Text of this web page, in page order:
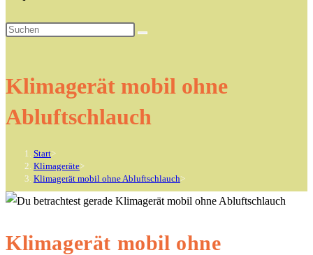
umschalten
Diese
Klimagerät mobil ohne
Abluftschlauch
Start>
Klimageräte>
Klimagerät mobil ohne Abluftschlauch>
Klimagerät mobil ohne